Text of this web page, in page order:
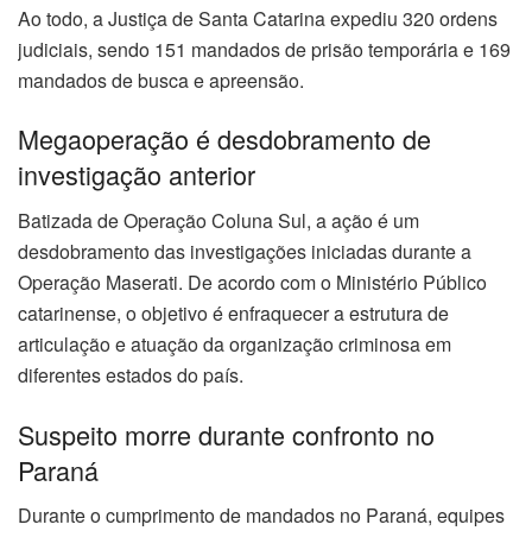
Ao todo, a Justiça de Santa Catarina expediu 320 ordens
judiciais, sendo 151 mandados de prisão temporária e 169
mandados de busca e apreensão.
Megaoperação é desdobramento de
investigação anterior
Batizada de Operação Coluna Sul, a ação é um
desdobramento das investigações iniciadas durante a
Operação Maserati. De acordo com o Ministério Público
catarinense, o objetivo é enfraquecer a estrutura de
articulação e atuação da organização criminosa em
diferentes estados do país.
Suspeito morre durante confronto no
Paraná
Durante o cumprimento de mandados no Paraná, equipes